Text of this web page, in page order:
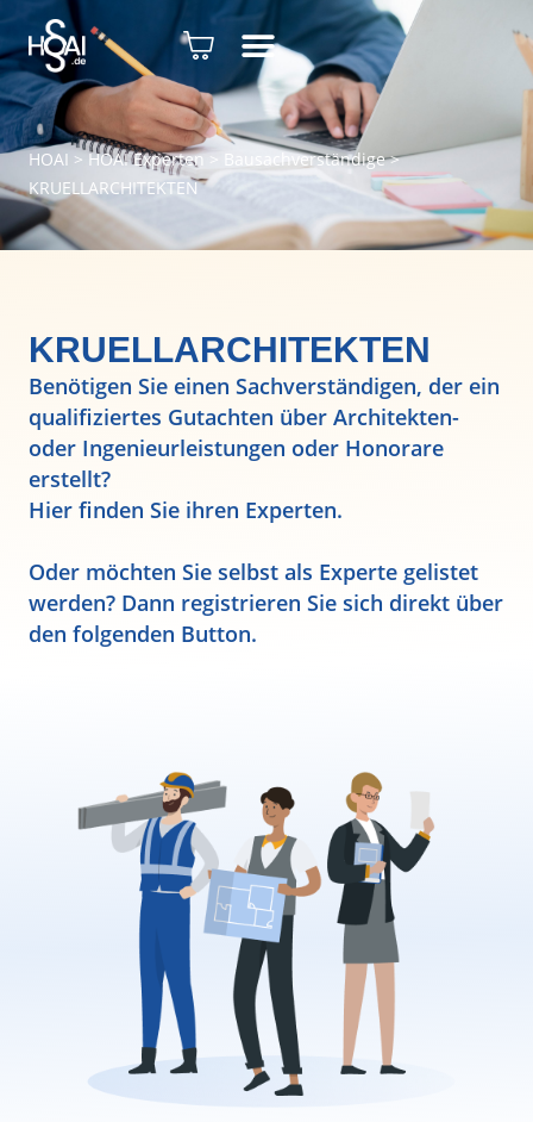
HOAI > HOAI Experten> Bausachverständige>
KRUELLARCHITEKTEN
KRUELLARCHITEKTEN
Benötigen Sie einen Sachverständigen, der ein
qualifiziertes Gutachten über Architekten-
oder Ingenieurleistungen oder Honorare
erstellt?
Hier finden Sie ihren Experten.
Oder möchten Sie selbst als Experte gelistet
werden? Dann registrieren Sie sich direkt über
den folgenden Button.